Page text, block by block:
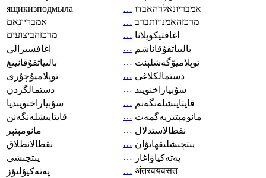
ящикизподмыла
… אמבריונאלרהאבדו
אמבריונאם
… מרכזהאמנויותברב
מרכזהביצועים
… اغافتيكويلانا
اغافسيزالي
… بالىياتقۇقاناشم
بالىياتقۇقانيىغ
… توپلاميۆگەشلېنت
توپلاميۇچۇرى
… دستمالکلاغی
دستمالگردن
… سۇبياراخنويىد
سۇبياراخنويىديا
… قايتايىشلەنگەنم
قايتايىشلەنگەنن
… مانومېتىريەگمەت
مانومېتېر
… نقطالاستدلال
نقطالانطلاق
… يىتچىشلىقھايۋان
يىتچىشى
… پەتەكياۋاغاز
پەتەكيۇلتۇز
… अंतरवयवसत